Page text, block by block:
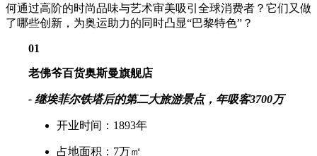
何通过高阶的时尚品味与艺术审美吸引全球消费者？它们又做
了哪些创新，为奥运助力的同时凸显“巴黎特色”？
01
老佛爷百货奥斯曼旗舰店
- 继埃菲尔铁塔后的第二大旅游景点，年吸客3700万
开业时间：1893年
占地面积：7万㎡